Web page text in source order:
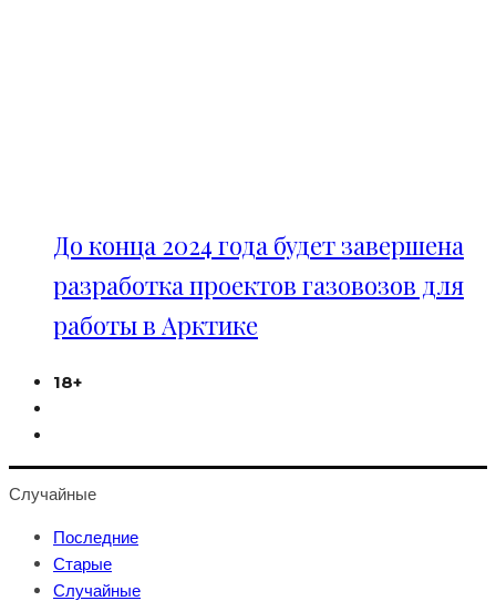
До конца 2024 года будет завершена
разработка проектов газовозов для
работы в Арктике
18+
Случайные
Последние
Старые
Случайные